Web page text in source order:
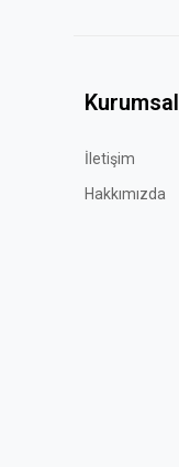
Kurumsal
İletişim
Hakkımızda